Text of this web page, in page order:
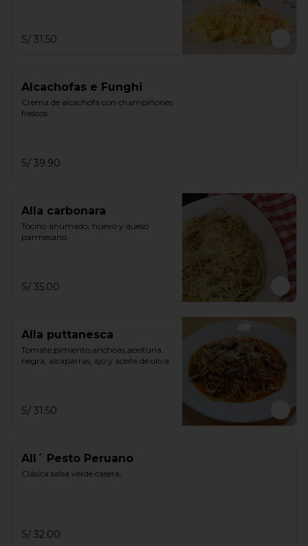
S/ 31.50
Alcachofas e Funghi
Crema de alcachofa con champiñones
frescos.
S/ 39.90
Alla carbonara
Tocino ahumado, huevo y queso
parmesano
S/ 35.00
Alla puttanesca
Tomate,pimiento,anchoas,aceituna
negra, alcaparras, ajo y aceite de oliva
S/ 31.50
All´ Pesto Peruano
Clásica salsa verde casera,
S/ 32.00